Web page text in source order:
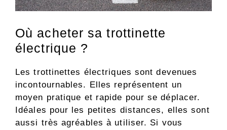
Où acheter sa trottinette
électrique ?
Les trottinettes électriques sont devenues
incontournables. Elles représentent un
moyen pratique et rapide pour se déplacer.
Idéales pour les petites distances, elles sont
aussi très agréables à utiliser. Si vous